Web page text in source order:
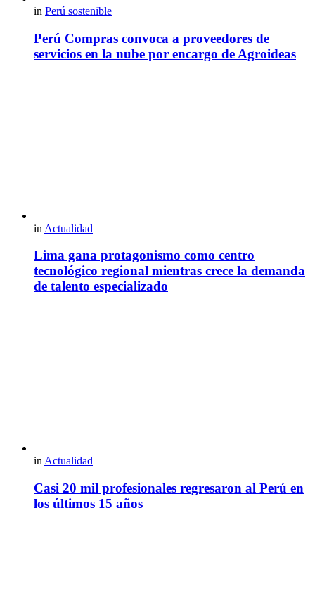
in Perú sostenible
Perú Compras convoca a proveedores de
servicios en la nube por encargo de Agroideas
in Actualidad
Lima gana protagonismo como centro
tecnológico regional mientras crece la demanda
de talento especializado
in Actualidad
Casi 20 mil profesionales regresaron al Perú en
los últimos 15 años